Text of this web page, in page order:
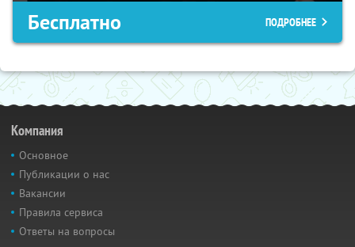
Бесплатно ПОДРОБНЕЕ
Компания
Основное
Публикации о нас
Вакансии
Правила сервиса
Ответы на вопросы